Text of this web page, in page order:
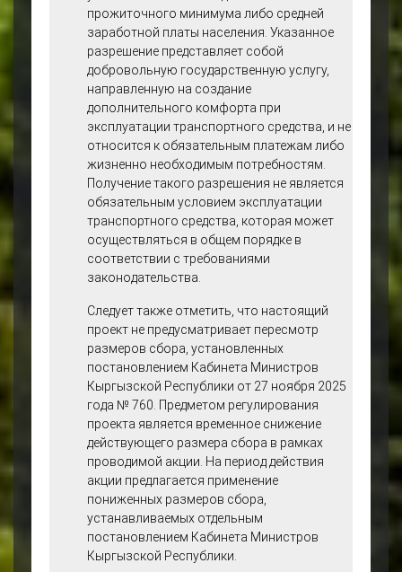
прожиточного минимума либо средней
заработной платы населения. Указанное
разрешение представляет собой
добровольную государственную услугу,
направленную на создание
дополнительного комфорта при
эксплуатации транспортного средства, и не
относится к обязательным платежам либо
жизненно необходимым потребностям.
Получение такого разрешения не является
обязательным условием эксплуатации
транспортного средства, которая может
осуществляться в общем порядке в
соответствии с требованиями
законодательства.
Следует также отметить, что настоящий
проект не предусматривает пересмотр
размеров сбора, установленных
постановлением Кабинета Министров
Кыргызской Республики от 27 ноября 2025
года № 760. Предметом регулирования
проекта является временное снижение
действующего размера сбора в рамках
проводимой акции. На период действия
акции предлагается применение
пониженных размеров сбора,
устанавливаемых отдельным
постановлением Кабинета Министров
Кыргызской Республики.